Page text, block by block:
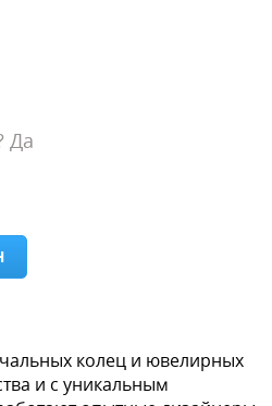
Да
колец и ювелирных
и с уникальным